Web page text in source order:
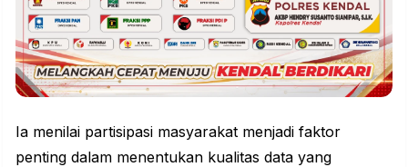
Ia menilai partisipasi masyarakat menjadi faktor
penting dalam menentukan kualitas data yang